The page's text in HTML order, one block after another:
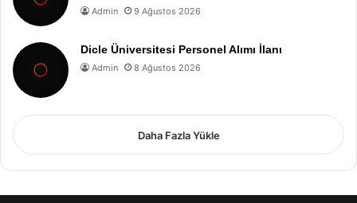
Admin 9 Ağustos 2026
Dicle Üniversitesi Personel Alımı İlanı
Admin 8 Ağustos 2026
Daha Fazla Yükle